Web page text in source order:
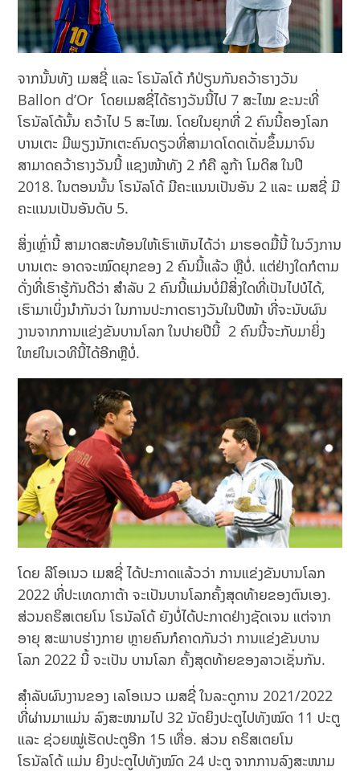
ຈາກນັ້ນທັງ ເມສຊີ່ ແລະ ໂຣນັລໂດ້ ກໍປ່ຽນກັນຄວ້າຮາງວັນ
Ballon d’Or ໂດຍເມສຊີ່ໄດ້ຮາງວັນນີ້ໄປ 7 ສະໄໝ ຂະນະທີ່
ໂຣນັລໂດ້ນັ້ນ ຄວ້າໄປ 5 ສະໄໝ. ໂດຍໃນຍຸກທີ່ 2 ຄົນນີ້ຄອງໂລກ
ບານເຕະ ມີພຽງນັກເຕະຄົນດຽວທີ່ສາມາດໂດດເດັ່ນຂຶ້ນມາຈົນ
ສາມາດຄວ້າຮາງວັນນີ້ ແຊງໜ້າທັງ 2 ກໍຄື ລູກ້າ ໂມດິສ ໃນປີ
2018. ໃນຕອນນັ້ນ ໂຣນັລໂດ້ ມີຄະແນນເປັນອັນ 2 ແລະ ເມສຊີ່ ມີ
ຄະແນນເປັນອັນດັບ 5.
ສິ່ງເຫຼົ່ານີ້ ສາມາດສະທ້ອນໃຫ້ເຮົາເຫັນໄດ້ວ່າ ມາຮອດມື້ນີ້ ໃນວົງການ
ບານເຕະ ອາດຈະໝົດຍຸກຂອງ 2 ຄົນນີ້ແລ້ວ ຫຼືບໍ່. ແຕ່ຢ່າງໃດກໍຕາມ
ດັ່ງທີ່ເຮົາຮູ້ກັນດີວ່າ ສຳລັບ 2 ຄົນນີ້ແມ່ນບໍ່ມີສິ່ງໃດທີ່ເປັນໄປບໍໄດ້,
ເຮົາມາເບິ່ງນຳກັນວ່າ ໃນການປະກາດຮາງວັນໃນປີໜ້າ ທີ່ຈະນັບຜົນ
ງານຈາກການແຂ່ງຂັນບານໂລກ ໃນປາຍປີນີ້ 2 ຄົນນີ້ຈະກັບມາຍິ່ງ
ໃຫຍ່ໃນເວທີນີ້ໄດ້ອີກຫຼືບໍ່.
ໂດຍ ລີໂອເນວ ເມສຊີ່ ໄດ້ປະກາດແລ້ວວ່າ ການແຂ່ງຂັນບານໂລກ
2022 ທີ່ປະເທດກາຕ້າ ຈະເປັນບານໂລກຄັ້ງສຸດທ້າຍຂອງຕົນເອງ.
ສ່ວນຄຣິສເຕຍໂນ ໂຣນັລໂດ້ ຍັງບໍ່ໄດ້ປະກາດຢ່າງຊັດເຈນ ແຕ່ຈາກ
ອາຍຸ ສະພາບຮ່າງກາຍ ຫຼາຍຄົນກໍຄາດກັນວ່າ ການແຂ່ງຂັນບານ
ໂລກ 2022 ນີ້ ຈະເປັນ ບານໂລກ ຄັ້ງສຸດທ້າຍຂອງລາວເຊັ່ນກັນ.
ສຳລັບຜົນງານຂອງ ເລໂອເນວ ເມສຊີ່ ໃນລະດູການ 2021/2022
ທີ່່ຜ່ານມາແມ່ນ ລົງສະໜາມໄປ 32 ນັດຍິງປະຕູໄປທັງໝົດ 11 ປະຕູ
ແລະ ຊ່ວຍໝູ່ເຮັດປະຕູອີກ 15 ເທື່ອ. ສ່ວນ ຄຣິສເຕຍໂນ
ໂຣນັລໂດ້ ແມ່ນ ຍິງປະຕູໄປທັງໝົດ 24 ປະຕູ ຈາກການລົງສະໜາມ